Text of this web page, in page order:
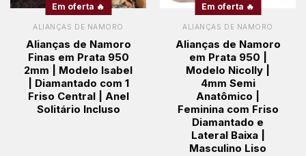
Em oferta 🔥
ALIANÇAS DE NAMORO
Alianças de Namoro
Finas em Prata 950
2mm | Modelo Isabel
| Diamantado com 1
Friso Central | Anel
Solitário Incluso
Em oferta 🔥
ALIANÇAS DE NAMORO
Alianças de Namoro
em Prata 950 |
Modelo Nicolly |
4mm Semi
Anatômico |
Feminina com Friso
Diamantado e
Lateral Baixa |
Masculino Liso